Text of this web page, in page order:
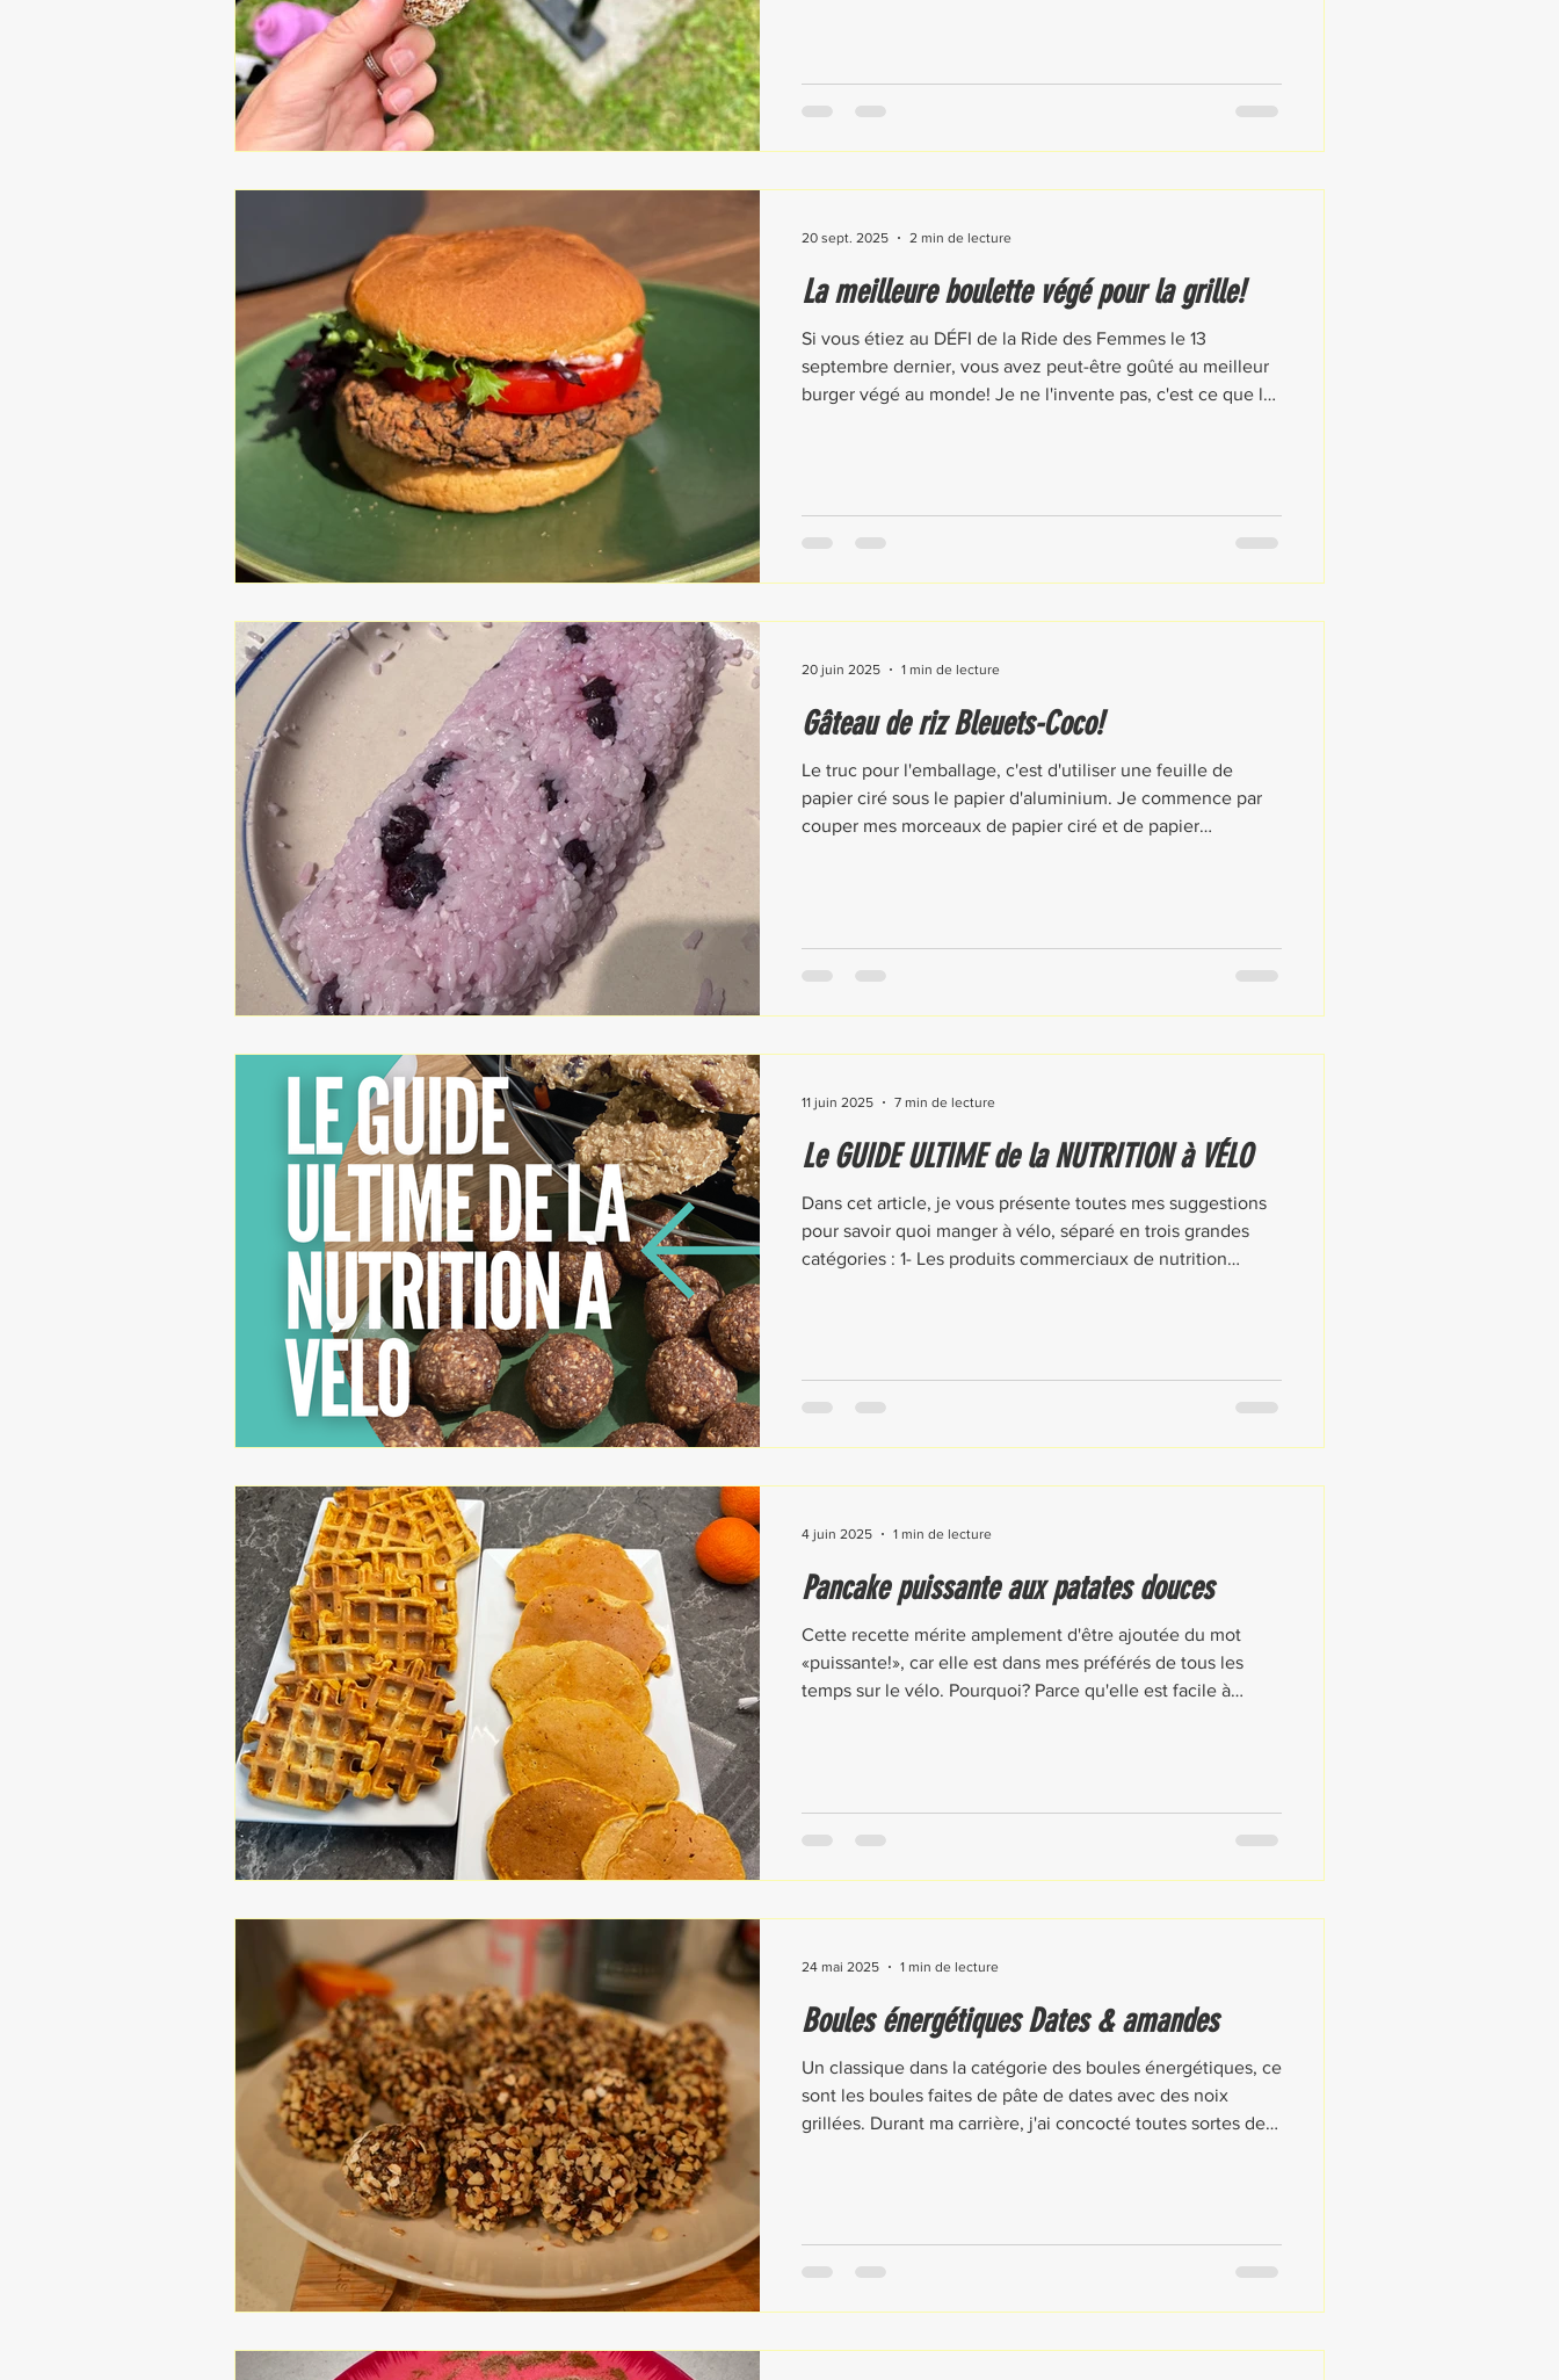
La meilleure boulette végé pour la grille!
Si vous étiez au DÉFI de la Ride des Femmes le 13
septembre dernier, vous avez peut-être goûté au meilleur
burger végé au monde! Je ne l'invente pas, c'est ce que les
20 sept. 2025 2 min de lecture
Gâteau de riz Bleuets-Coco!
Le truc pour l'emballage, c'est d'utiliser une feuille de
papier ciré sous le papier d'aluminium. Je commence par
couper mes morceaux de papier ciré et de papier
20 juin 2025 1 min de lecture
Le GUIDE ULTIME de la NUTRITION à VÉLO
Dans cet article, je vous présente toutes mes suggestions
pour savoir quoi manger à vélo, séparé en trois grandes
catégories : 1- Les produits commerciaux de nutrition
11 juin 2025 7 min de lecture
Pancake puissante aux patates douces
Cette recette mérite amplement d'être ajoutée du mot
«puissante!», car elle est dans mes préférés de tous les
temps sur le vélo. Pourquoi? Parce qu'elle est facile à
4 juin 2025 1 min de lecture
Boules énergétiques Dates & amandes
Un classique dans la catégorie des boules énergétiques, ce
sont les boules faites de pâte de dates avec des noix
grillées. Durant ma carrière, j'ai concocté toutes sortes de
24 mai 2025 1 min de lecture